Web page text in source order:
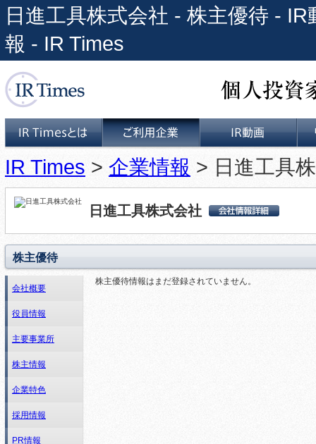
日進工具株式会社 - 株主優待 -
報 - IR Times
IR Timesとは ご利用企業 IR動画
IR Times > 企業情報 > 日進工具
日進工具株式会社
社詳細情報
株主優待
会社概要
役員情報
主要事業所
株主情報
企業特色
採用情報
PR情報
株主優待情報はまだ登録されていません。